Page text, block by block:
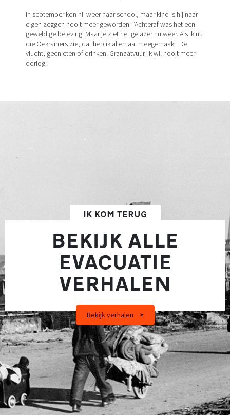
In september kon hij weer naar school, maar kind is hij naar
eigen zeggen nooit meer geworden. “Achteraf was het een
geweldige beleving. Maar je ziet het gelazer nu weer. Als ik nu
die Oekraïners zie, dat heb ik allemaal meegemaakt. De
vlucht, geen eten of drinken. Granaatvuur. Ik wil nooit meer
oorlog.”
IK KOM TERUG
BEKIJK ALLE
EVACUATIE
VERHALEN
Bekijk verhalen